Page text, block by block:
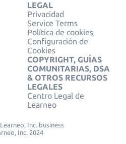
LEGAL
Privacidad
Service Terms
Política de cookies
Configuración de
Cookies
COPYRIGHT, GUÍAS
COMUNITARIAS, DSA
& OTROS RECURSOS
LEGALES
Centro Legal de
Learneo
Inc. business
Inc. 2024